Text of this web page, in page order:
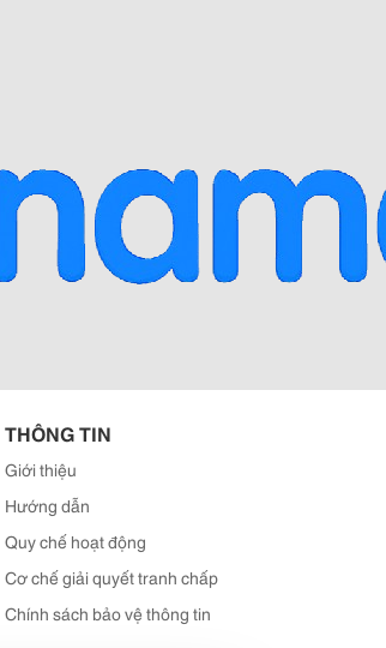
THÔNG TIN
Giới thiệu
Hướng dẫn
Quy chế hoạt động
Cơ chế giải quyết tranh chấp
Chính sách bảo vệ thông tin